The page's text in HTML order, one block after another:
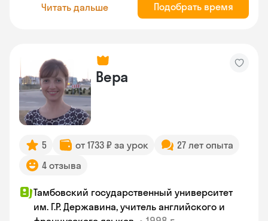
Читать дальше Подобрать время
Вера
5 от 1733 ₽ за урок
27 лет опыта
4 отзыва
Тамбовский государственный университет
им. Г.Р. Державина, учитель английского и